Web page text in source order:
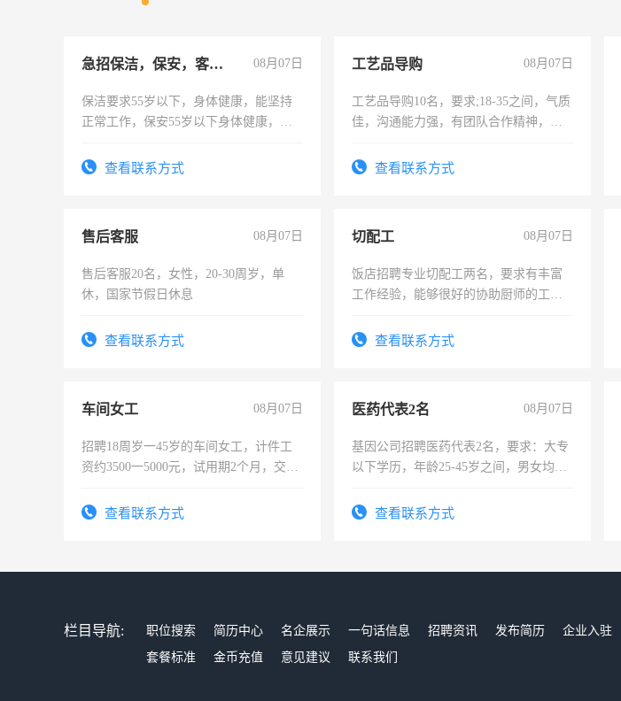
急招保洁，保安，客服，工程 08月07日
保洁要求55岁以下，身体健康，能坚持
正常工作，保安55岁以下身体健康，有
录，客服要求45岁以下高中以上文化，
查看联系方式
工艺品导购 08月07日
工艺品导购10名，要求;18-35之间，气质
佳，沟通能力强，有团队合作精神，有
查看联系方式
售后客服 08月07日
售后客服20名，女性，20-30周岁，单
休，国家节假日休息
查看联系方式
切配工 08月07日
饭店招聘专业切配工两名，要求有丰富
工作经验，能够很好的协助厨师的工
4500。查看联系方式
车间女工 08月07日
招聘18周岁一45岁的车间女工，计件工
资约3500一5000元，试用期2个月，交五
查看联系方式
医药代表2名 08月07日
基因公司招聘医药代表2名，要求：大专
以下学历，年龄25-45岁之间，男女均
表或者有医学资质的优先，底薪+绩效，
查看联系方式
栏目导航: 职位搜索 简历中心 名企展示 一句话信息 招聘资讯 发布简历 企业入驻
套餐标准
金币充值 意见建议 联系我们